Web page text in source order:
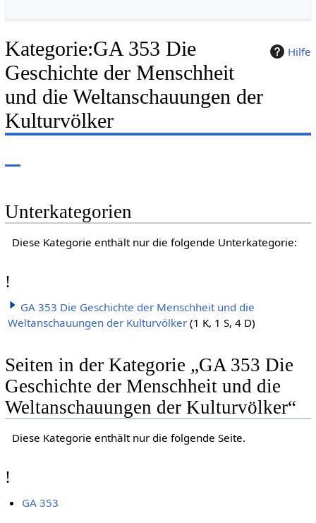
Hilfe
Kategorie:GA 353 Die
Geschichte der Menschheit
und die Weltanschauungen der
Kulturvölker
Unterkategorien
Diese Kategorie enthält nur die folgende Unterkategorie:
!
GA 353 Die Geschichte der Menschheit und die
Weltanschauungen der Kulturvölker (1 K, 1 S, 4 D)
Seiten in der Kategorie „GA 353 Die
Geschichte der Menschheit und die
Weltanschauungen der Kulturvölker“
Diese Kategorie enthält nur die folgende Seite.
!
GA 353